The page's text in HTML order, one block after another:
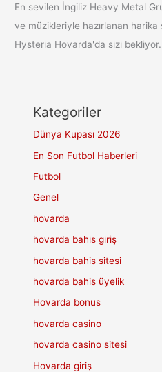
En sevilen İngiliz Heavy Metal
ve müzikleriyle hazırlanan
Hysteria Hovarda'da sizi bekliyor.
Kategoriler
Dünya Kupası 2026
En Son Futbol Haberleri
Futbol
Genel
hovarda
hovarda bahis giriş
hovarda bahis sitesi
hovarda bahis üyelik
Hovarda bonus
hovarda casino
hovarda casino sitesi
Hovarda giriş